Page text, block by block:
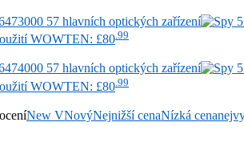
WOWTEN: £80 .99
WOWTEN: £80 .99
New VNovýNejnižší cenaNízká cena